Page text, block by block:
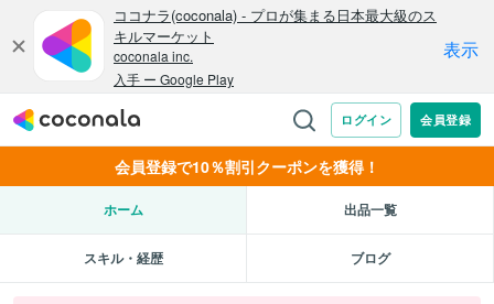
会員登録で10％割引クーポンを獲得！
ホーム 出品一覧
スキル・経歴 ブログ